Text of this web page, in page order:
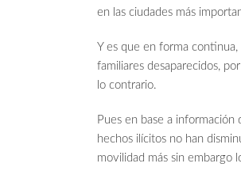
en las ciudades más
Y es que en forma
familiares desaparecidos,
lo contrario.
Pues en base a
hechos ilícitos no han
movilidad más sin embargo